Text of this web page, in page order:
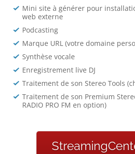
Mini site à générer pour
web externe
Podcasting
Marque URL (votre domaine
Synthèse vocale
Enregistrement live DJ
Traitement de son Stereo Tools
Traitement de son Premium
RADIO PRO FM en option)